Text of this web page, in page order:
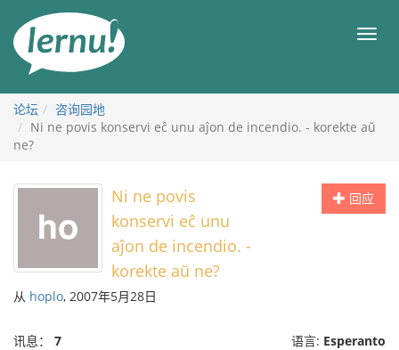
目
论坛
咨询园地
Ni ne povis konservi eĉ unu aĵon de incendio. - korekte aŭ
ne?
回应
Ni ne povis
konservi eĉ unu
aĵon de incendio. -
korekte aŭ ne?
从 hoplo, 2007年5月28日
讯息： 7 语言: Esperanto